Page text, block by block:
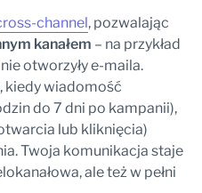
channel, pozwalając
kanałem – na przykład
otworzyły e-maila.
kiedy wiadomość
do 7 dni po kampanii),
lub kliknięcia)
Twoja komunikacja staje
ale też w pełni